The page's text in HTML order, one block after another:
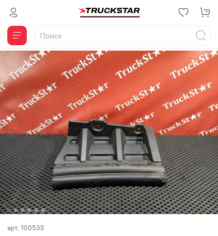
арт. 100533